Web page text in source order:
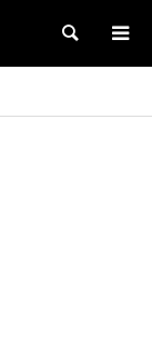
検索